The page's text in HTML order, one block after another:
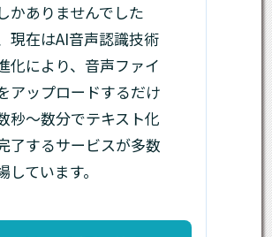
かありませんでした
現在はAI音声認識技術
化により、音声ファイ
アップロードするだけ
秒〜数分でテキスト化
了するサービスが多数
しています。